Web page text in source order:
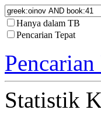
Hanya dalam TB
Pencarian Tepat
Statistik